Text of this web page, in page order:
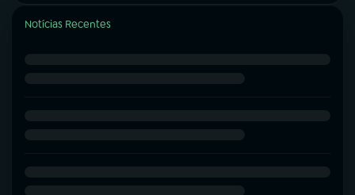
Notícias Recentes